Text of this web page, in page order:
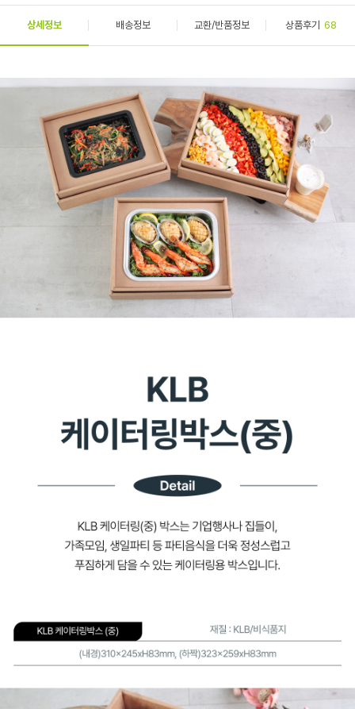
상세정보 배송정보 교환/반품정보 상품후기 68